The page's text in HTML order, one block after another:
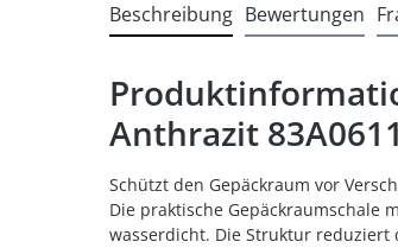
Beschreibung Bewertungen
Anthrazit
Schützt den Gepäckraum vor
Die praktische Gepäckraumschale
wasserdicht. Die Struktur reduziert